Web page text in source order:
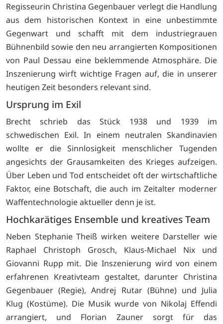
Regisseurin Christina Gegenbauer verlegt die Handlung
aus dem historischen Kontext in eine unbestimmte
Gegenwart und schafft mit dem industriegrauen
Bühnenbild sowie den neu arrangierten Kompositionen
von Paul Dessau eine beklemmende Atmosphäre. Die
Inszenierung wirft wichtige Fragen auf, die in unserer
heutigen Zeit besonders relevant sind.
Ursprung im Exil
Brecht schrieb das Stück 1938 und 1939 im
schwedischen Exil. In einem neutralen Skandinavien
wollte er die Sinnlosigkeit menschlicher Tugenden
angesichts der Grausamkeiten des Krieges aufzeigen.
Über Leben und Tod entscheidet oft der wirtschaftliche
Faktor, eine Botschaft, die auch im Zeitalter moderner
Waffentechnologie aktueller denn je ist.
Hochkarätiges Ensemble und kreatives Team
Neben Stephanie Theiß wirken weitere Darsteller wie
Raphael Christoph Grosch, Klaus-Michael Nix und
Giovanni Rupp mit. Die Inszenierung wird von einem
erfahrenen Kreativteam gestaltet, darunter Christina
Gegenbauer (Regie), Andrej Rutar (Bühne) und Julia
Klug (Kostüme). Die Musik wurde von Nikolaj Effendi
arrangiert, und Florian Zauner sorgt für das